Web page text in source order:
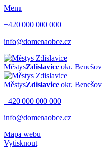
Menu
+420 000 000 000
info@domenaobce.cz
MěstysZdislavice okr. Benešov
MěstysZdislavice okr. Benešov
+420 000 000 000
info@domenaobce.cz
Mapa webu
Vytisknout